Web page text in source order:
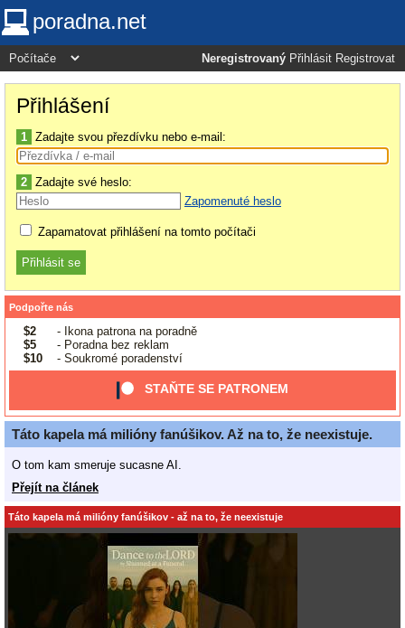
poradna.net
Neregistrovaný Přihlásit Registrovat
Přihlášení
1 Zadajte svou přezdívku nebo e-mail:
2 Zadajte své heslo:
Zapomenuté heslo
Zapamatovat přihlášení na tomto počítači
Podpořte nás
$2
- Ikona patrona na poradně
$5
- Poradna bez reklam
$10
- Soukromé poradenství
STAŇTE SE PATRONEM
Táto kapela má milióny fanúšikov. Až na to, že neexistuje.
O tom kam smeruje sucasne AI.
Přejít na článek
Táto kapela má milióny fanúšikov - až na to, že neexistuje